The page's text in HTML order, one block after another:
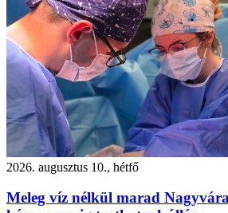
2026. augusztus 10., hétfő
Meleg víz nélkül marad